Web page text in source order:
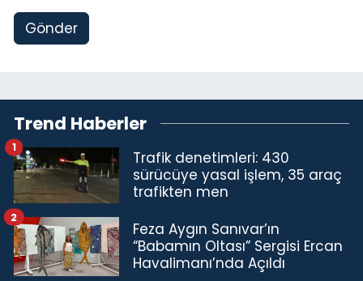
Gönder
Trend Haberler
Trafik denetimleri: 430
sürücüye yasal işlem, 35 araç
trafikten men
1
Feza Aygın Sanıvar’ın
“Babamın Oltası” Sergisi Ercan
Havalimanı’nda Açıldı
2